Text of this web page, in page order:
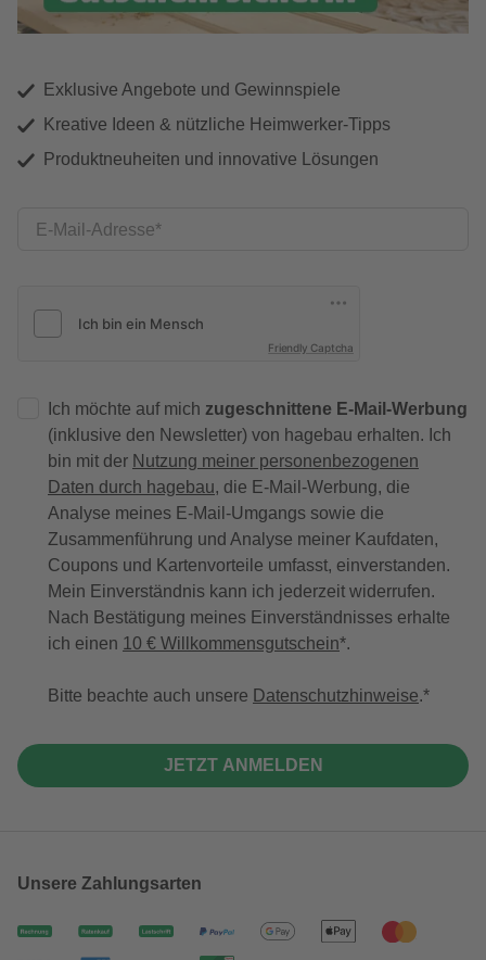
Exklusive Angebote und Gewinnspiele
Kreative Ideen & nützliche Heimwerker-Tipps
Produktneuheiten und innovative Lösungen
E-Mail-Adresse
Friendly Captcha
Ich möchte auf mich zugeschnittene E-Mail-Werbung
(inklusive den Newsletter) von hagebau erhalten. Ich
bin mit der Nutzung meiner personenbezogenen
Daten durch hagebau, die E-Mail-Werbung, die
Analyse meines E-Mail-Umgangs sowie die
Zusammenführung und Analyse meiner Kaufdaten,
Coupons und Kartenvorteile umfasst, einverstanden.
Mein Einverständnis kann ich jederzeit widerrufen.
Nach Bestätigung meines Einverständnisses erhalte
ich einen 10 € Willkommensgutschein*.
Bitte beachte auch unsere Datenschutzhinweise.
JETZT ANMELDEN
Unsere Zahlungsarten